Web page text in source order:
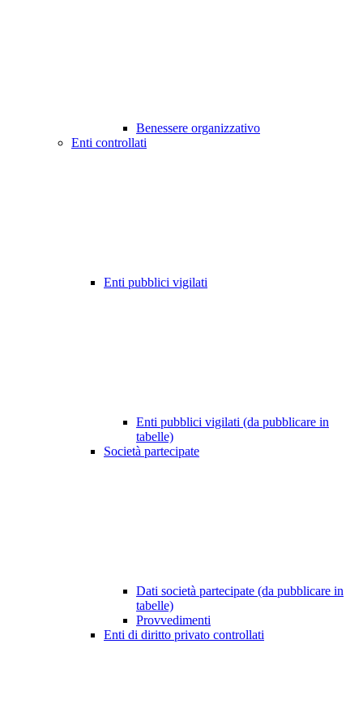
Benessere organizzativo
Enti controllati
Enti pubblici vigilati
Enti pubblici vigilati (da pubblicare in
tabelle)
Società partecipate
Dati società partecipate (da pubblicare in
tabelle)
Provvedimenti
Enti di diritto privato controllati